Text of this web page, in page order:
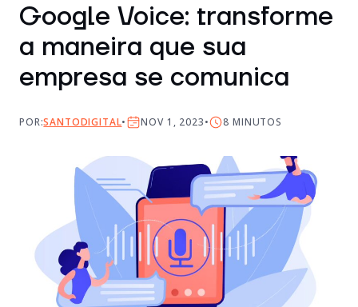
Google Voice: transforme
a maneira que sua
empresa se comunica
POR:SANTODIGITAL NOV 1, 2023 8 MINUTOS